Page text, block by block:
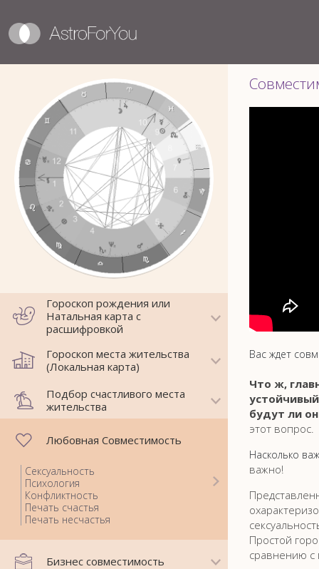
Гороскоп рождения или
Натальная карта с
расшифровкой
Гороскоп места жительства
(Локальная карта)
Подбор счастливого места
жительства
Любовная Совместимость
Сексуальность
Психология
Конфликтность
Печать счастья
Печать несчастья
Бизнес совместимость
Вас ждет
Что ж,
будут ли
этот вопрос.
Насколько
важно!
Простой
сравнению с